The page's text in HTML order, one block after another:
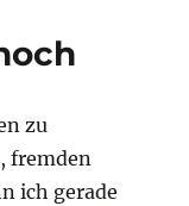
zu
fremden
ich gerade